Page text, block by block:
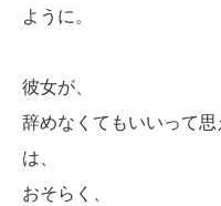
ように。
彼女が、
辞めなくてもいいって
は、
おそらく、